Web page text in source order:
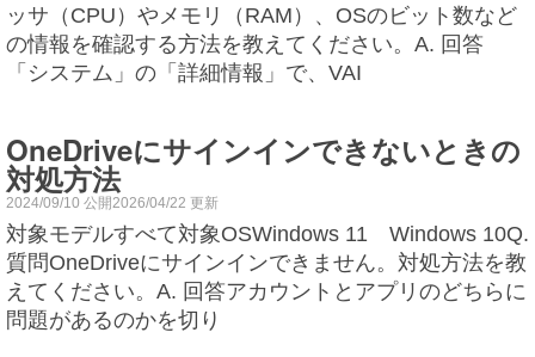
ッサ（CPU）やメモリ（RAM）、OSのビット数など
の情報を確認する方法を教えてください。A. 回答
「システム」の「詳細情報」で、VAI
OneDriveにサインインできないときの
対処方法
2024/09/10 公開2026/04/22 更新
対象モデルすべて対象OSWindows 11 Windows 10Q.
質問OneDriveにサインインできません。対処方法を教
えてください。A. 回答アカウントとアプリのどちらに
問題があるのかを切り